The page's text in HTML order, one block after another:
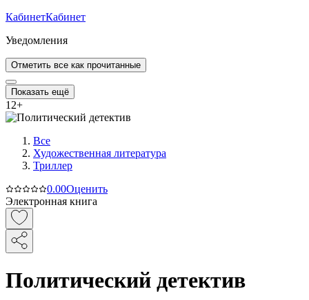
КабинетКабинет
Уведомления
Отметить все как прочитанные
Показать ещё
12+
Все
Художественная литература
Триллер
0.00Оценить
Электронная книга
Политический детектив